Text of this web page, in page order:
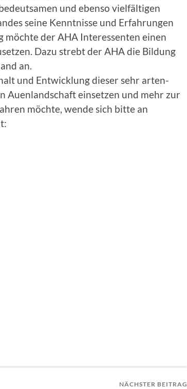
und ebenso vielfältigen
seine Kenntnisse und Erfahrungen
möchte der AHA Interessenten einen
Dazu strebt der AHA die Bildung
an.
und Entwicklung dieser sehr arten-
einsetzen und mehr zur
möchte, wende sich bitte an
NÄCHSTER BEITRAG